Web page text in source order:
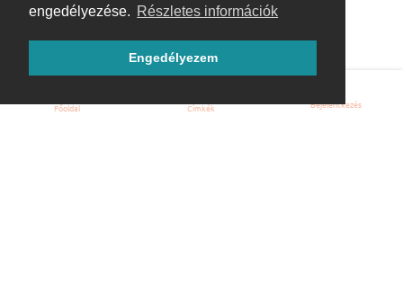
engedélyezése. Részletes információk
Engedélyezem
Főoldal Címkék Bejelentkezés